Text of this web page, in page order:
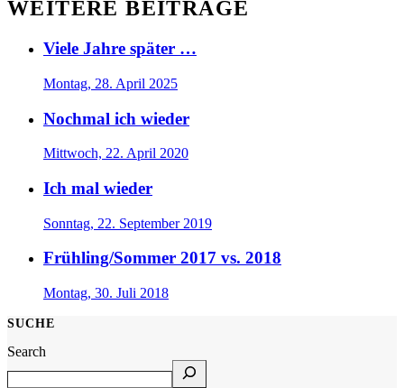
WEITERE BEITRÄGE
Viele Jahre später …
Montag, 28. April 2025
Nochmal ich wieder
Mittwoch, 22. April 2020
Ich mal wieder
Sonntag, 22. September 2019
Frühling/Sommer 2017 vs. 2018
Montag, 30. Juli 2018
SUCHE
Search